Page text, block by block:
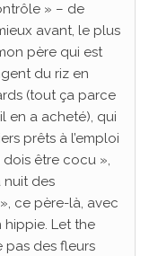
» – de
avant, le plus
père qui est
du riz en
(tout ça parce
en a acheté), qui
prêts à l’emploi
dois être cocu »,
nuit des
ce père-là, avec
hippie. Let the
pas des fleurs